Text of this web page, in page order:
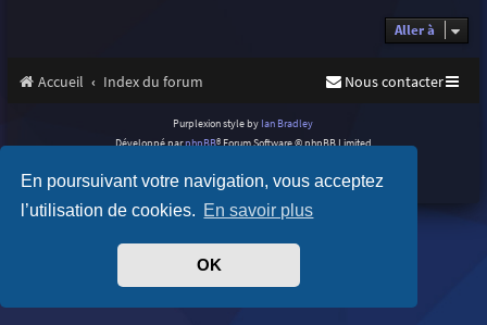
En poursuivant votre navigation, vous acceptez
l’utilisation de cookies. En savoir plus
OK
Aller à
Accueil Index du forum Nous contacter
Purplexion style by Ian Bradley
Développé parphpBB® Forum Software © phpBB Limited
Confidentialité|Conditions